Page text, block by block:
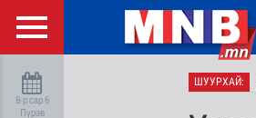
8-р сар 6
Пүрэв
ШУУРХАЙ: